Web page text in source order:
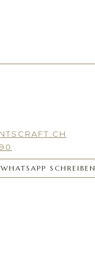
WHATSAPP SCHREIBEN